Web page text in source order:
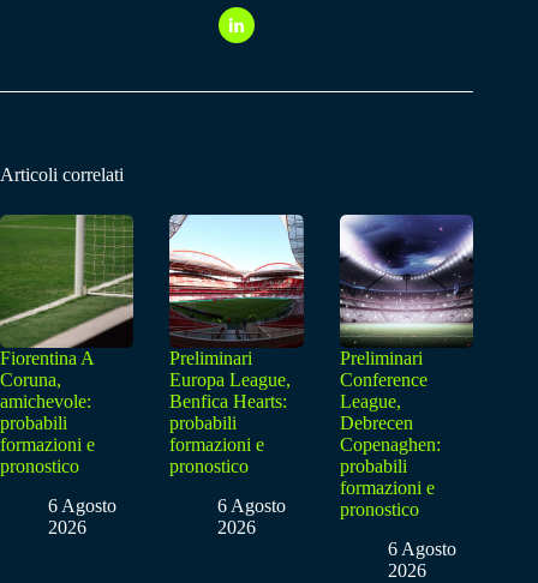
Articoli correlati
Fiorentina A
Coruna,
amichevole:
probabili
formazioni e
pronostico
6 Agosto
2026
Preliminari
Europa League,
Benfica Hearts:
probabili
formazioni e
pronostico
6 Agosto
2026
Preliminari
Conference
League,
Debrecen
Copenaghen:
probabili
formazioni e
pronostico
6 Agosto
2026